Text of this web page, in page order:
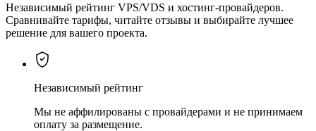
Независимый рейтинг VPS/VDS и хостинг-провайдеров.
Сравнивайте тарифы, читайте отзывы и выбирайте лучшее
решение для вашего проекта.
Независимый рейтинг
Мы не аффилированы с провайдерами и не принимаем
оплату за размещение.